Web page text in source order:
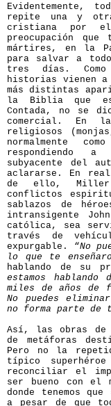
Evidentemente,
repite una y
cristiana por
preocupación
mártires, en la
para salvar a
tres días.
historias vienen a
más distintas
la Biblia que es
Contada, no se
comercial. En
religiosos
normalmente
respondiendo
subyacente del
aclararse. En
de ello, Miller
conflictos
sablazos de
intransigente
católica, sea
través de
expurgable. “No
lo que te
hablando de su
estamos
miles de años de
No puedes
no forma parte de
Así, las obras de
de metáforas
Pero no la
típico
reconciliar el
ser bueno con el
donde tenemos
a pesar de que